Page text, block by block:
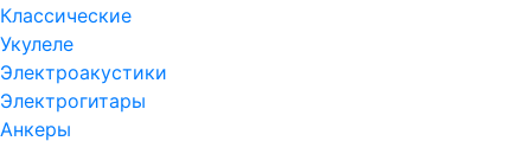
Классические
Укулеле
Электроакустики
Электрогитары
Анкеры